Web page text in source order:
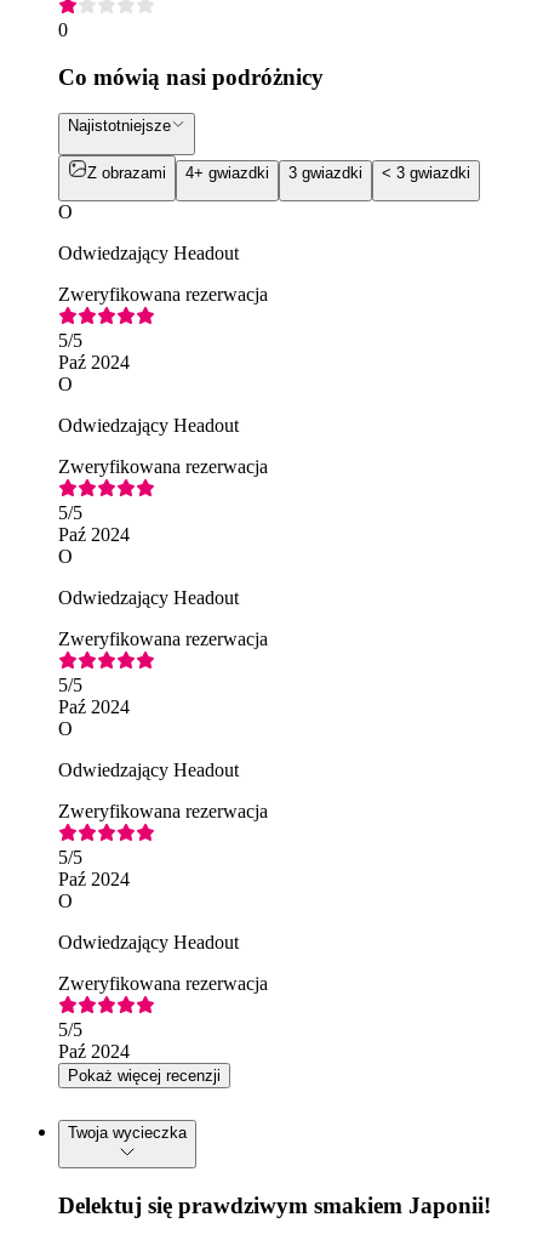
0
Co mówią nasi podróżnicy
Najistotniejsze
Z obrazami 4+ gwiazdki 3 gwiazdki < 3 gwiazdki
O
Odwiedzający Headout
Zweryfikowana rezerwacja
5/5
Paź 2024
O
Odwiedzający Headout
Zweryfikowana rezerwacja
5/5
Paź 2024
O
Odwiedzający Headout
Zweryfikowana rezerwacja
5/5
Paź 2024
O
Odwiedzający Headout
Zweryfikowana rezerwacja
5/5
Paź 2024
O
Odwiedzający Headout
Zweryfikowana rezerwacja
5/5
Paź 2024
Pokaż więcej recenzji
Twoja wycieczka
Delektuj się prawdziwym smakiem Japonii!